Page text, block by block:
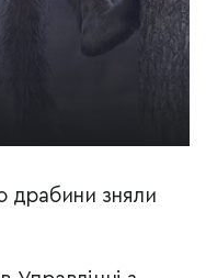
драбини зняли